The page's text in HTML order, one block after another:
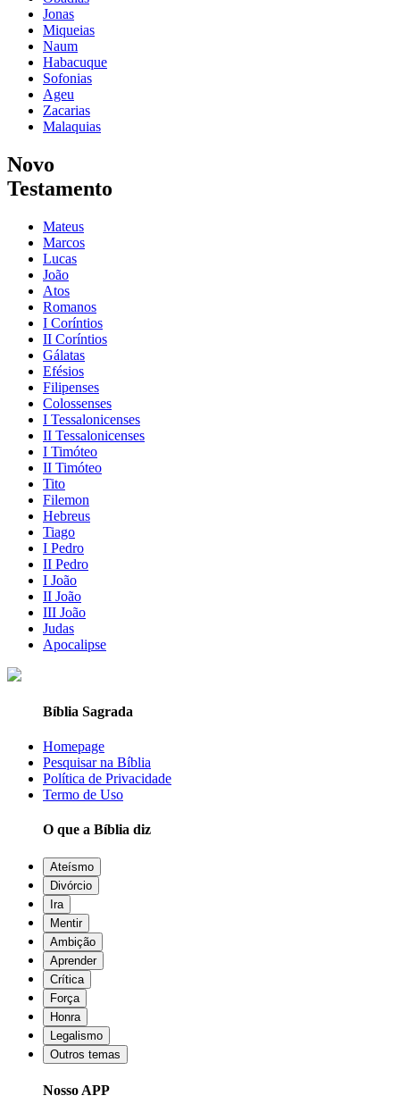
Jonas
Miqueias
Naum
Habacuque
Sofonias
Ageu
Zacarias
Malaquias
Novo
Testamento
Mateus
Marcos
Lucas
João
Atos
Romanos
I Coríntios
II Coríntios
Gálatas
Efésios
Filipenses
Colossenses
I Tessalonicenses
II Tessalonicenses
I Timóteo
II Timóteo
Tito
Filemon
Hebreus
Tiago
I Pedro
II Pedro
I João
II João
III João
Judas
Apocalipse
Bíblia Sagrada
Homepage
Pesquisar na Bíblia
Política de Privacidade
Termo de Uso
O que a Bíblia diz
Ateísmo
Divórcio
Ira
Mentir
Ambição
Aprender
Crítica
Força
Honra
Legalismo
Outros temas
Nosso APP